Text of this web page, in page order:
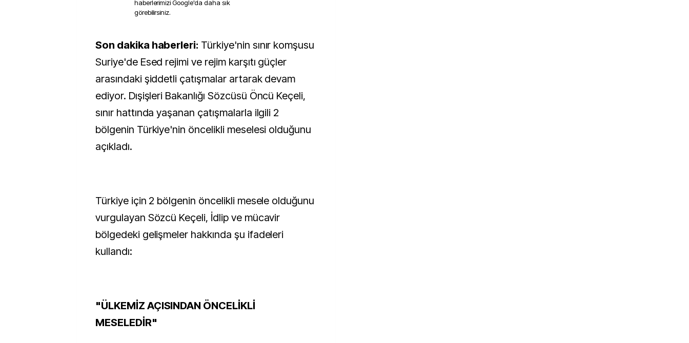
haberlerimizi Google'da daha sık
görebilirsiniz.
Son dakika haberleri: Türkiye'nin sınır komşusu
Suriye'de Esed rejimi ve rejim karşıtı güçler
arasındaki şiddetli çatışmalar artarak devam
ediyor. Dışişleri Bakanlığı Sözcüsü Öncü Keçeli,
sınır hattında yaşanan çatışmalarla ilgili 2
bölgenin Türkiye'nin öncelikli meselesi olduğunu
açıkladı.
Türkiye için 2 bölgenin öncelikli mesele olduğunu
vurgulayan Sözcü Keçeli, İdlip ve mücavir
bölgedeki gelişmeler hakkında şu ifadeleri
kullandı:
"ÜLKEMİZ AÇISINDAN ÖNCELİKLİ
MESELEDİR"